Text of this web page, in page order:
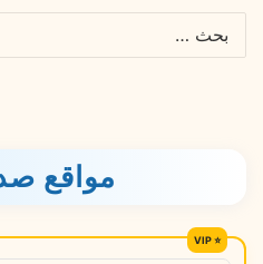
مواقع